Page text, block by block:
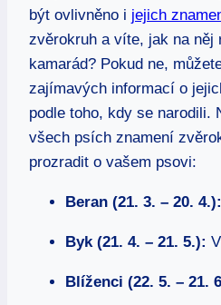
být ovlivněno i jejich
zvěrokruh a víte, jak na něj
kamarád? Pokud ne,
zajímavých informací o
podle toho, kdy se narodili.
všech psích znamení
prozradit o vašem psovi:
Beran (21. 3. – 20. 4.):
Byk (21. 4. – 21. 5.):
Blíženci (22. 5. – 21.